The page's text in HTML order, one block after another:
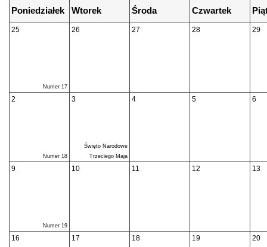
Poniedziałek Wtorek Środa Czwartek
25
Numer 17
26 27 28 29
2
Numer 18
3
Święto Narodowe
Trzeciego Maja
4 5 6
9
Numer 19
10 11 12 13
16 17 18 19 20